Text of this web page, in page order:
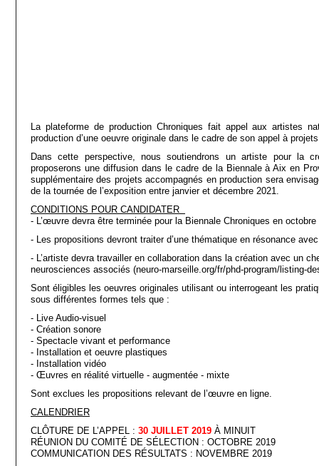
La plateforme de production Chroniques fait appel aux artistes
production d’une oeuvre originale dans le cadre de son appel à
Dans cette perspective, nous soutiendrons un artiste pour la
proposerons une diffusion dans le cadre de la Biennale à Aix en
supplémentaire des projets accompagnés en production sera
de la tournée de l’exposition entre janvier et décembre 2021.
CONDITIONS POUR CANDIDATER
- L’œuvre devra être terminée pour la Biennale Chroniques en octobre
- Les propositions devront traiter d’une thématique en résonance
- L’artiste devra travailler en collaboration dans la création avec un
neurosciences associés (neuro-marseille.org/fr/phd-program/listing-
Sont éligibles les oeuvres originales utilisant ou interrogeant les
sous différentes formes tels que :
- Live Audio-visuel
- Création sonore
- Spectacle vivant et performance
- Installation et oeuvre plastiques
- Installation vidéo
- Œuvres en réalité virtuelle - augmentée - mixte
Sont exclues les propositions relevant de l’œuvre en ligne.
CALENDRIER
CLÔTURE DE L’APPEL : 30 JUILLET 2019 À MINUIT
RÉUNION DU COMITÉ DE SÉLECTION : OCTOBRE 2019
COMMUNICATION DES RÉSULTATS : NOVEMBRE 2019